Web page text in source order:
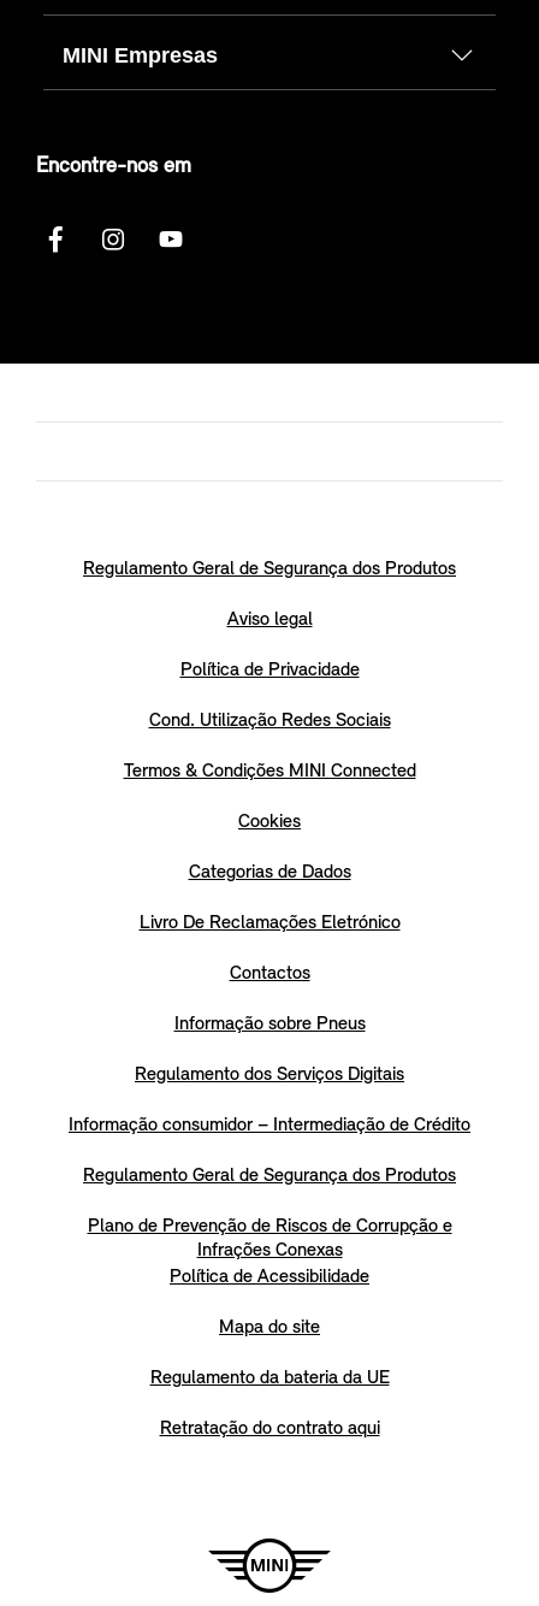
MINI Empresas
Encontre-nos em
Regulamento Geral de Segurança dos Produtos
Aviso legal
Política de Privacidade
Cond. Utilização Redes Sociais
Termos & Condições MINI Connected
Cookies
Categorias de Dados
Livro De Reclamações Eletrónico
Contactos
Informação sobre Pneus
Regulamento dos Serviços Digitais
Informação consumidor – Intermediação de Crédito
Regulamento Geral de Segurança dos Produtos
Plano de Prevenção de Riscos de Corrupção e
Infrações Conexas
Política de Acessibilidade
Mapa do site
Regulamento da bateria da UE
Retratação do contrato aqui